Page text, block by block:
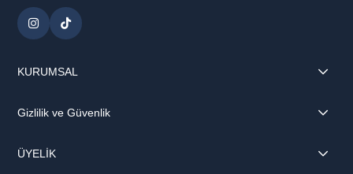
KURUMSAL
Gizlilik ve Güvenlik
ÜYELİK